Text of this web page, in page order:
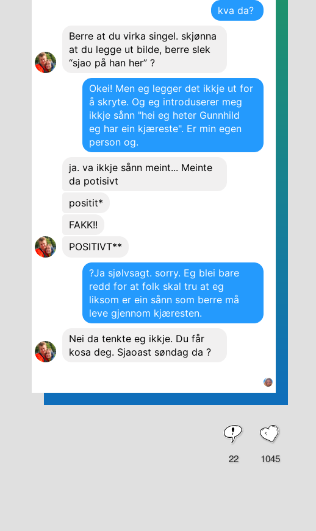
kva da?
Berre at du virka singel. skjønna
at du legge ut bilde, berre slek
“sjao på han her” ?
Okei! Men eg legger det ikkje ut for
å skryte. Og eg introduserer meg
ikkje sånn "hei eg heter Gunnhild
eg har ein kjæreste". Er min egen
person og.
ja. va ikkje sånn meint... Meinte
da potisivt
positit*
FAKK!!
POSITIVT**
?Ja sjølvsagt. sorry. Eg blei bare
redd for at folk skal tru at eg
liksom er ein sånn som berre må
leve gjennom kjæresten.
Nei da tenkte eg ikkje. Du får
kosa deg. Sjaoast søndag da ?
22 1045